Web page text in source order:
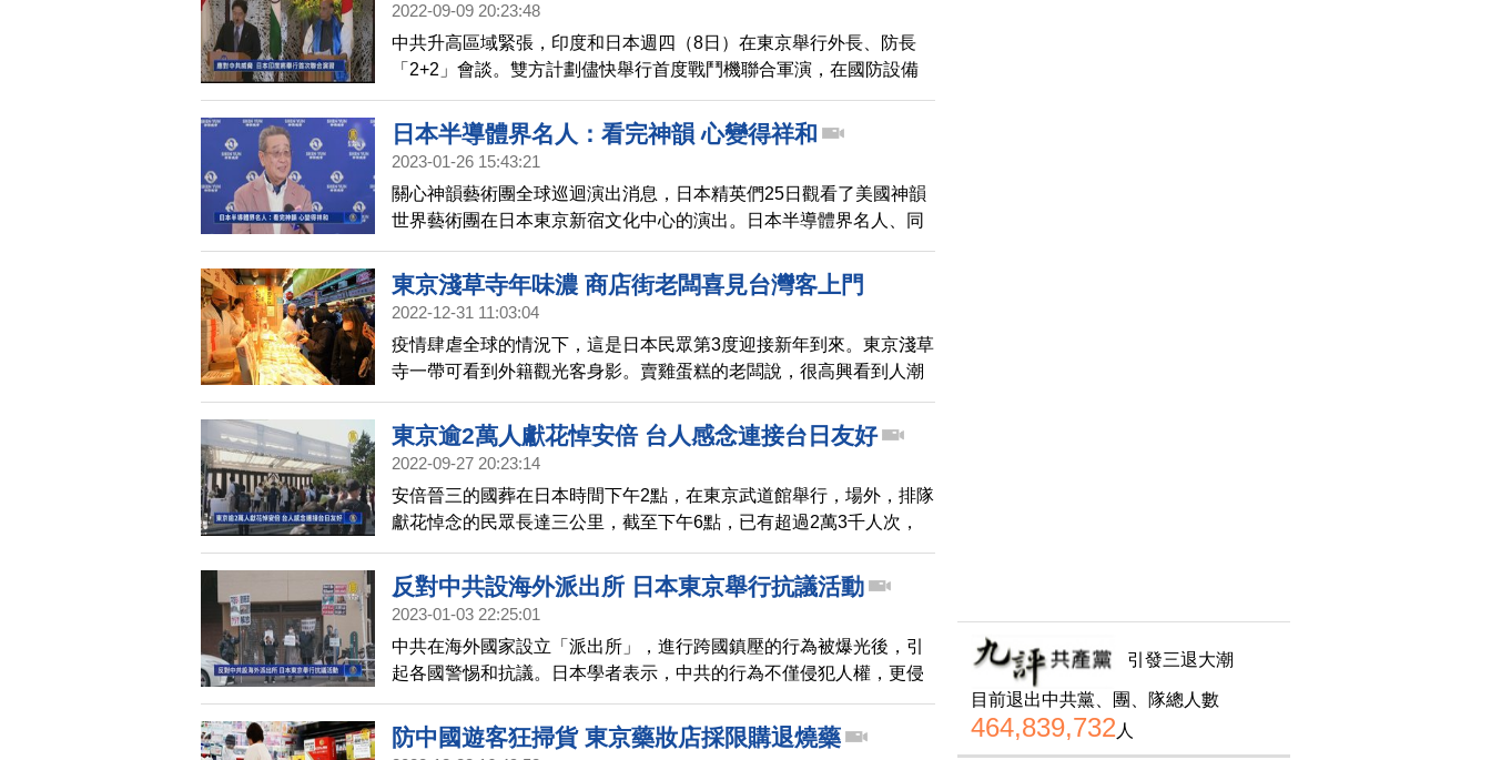
2022-09-09 20:23:48
中共升高區域緊張，印度和日本週四（8日）在東京舉行外長、防長
「2+2」會談。雙方計劃儘快舉行首度戰鬥機聯合軍演，在國防設備
和技術等層面，加深合作。
日本半導體界名人：看完神韻 心變得祥和
2023-01-26 15:43:21
關心神韻藝術團全球巡迴演出消息，日本精英們25日觀看了美國神韻
世界藝術團在日本東京新宿文化中心的演出。日本半導體界名人、同
時也擔任社團領袖的馬場久雄，感佩神韻藝術家的演出，並感動地
說，心中充滿了祥和。
東京淺草寺年味濃 商店街老闆喜見台灣客上門
2022-12-31 11:03:04
疫情肆虐全球的情況下，這是日本民眾第3度迎接新年到來。東京淺草
寺一帶可看到外籍觀光客身影。賣雞蛋糕的老闆說，很高興看到人潮
洶湧，也感謝台灣客的愛顧。
東京逾2萬人獻花悼安倍 台人感念連接台日友好
2022-09-27 20:23:14
安倍晉三的國葬在日本時間下午2點，在東京武道館舉行，場外，排隊
獻花悼念的民眾長達三公里，截至下午6點，已有超過2萬3千人次，
也有台灣民眾到場以中華民國國旗致意，並且感念安倍對台日友好的
貢獻，請看我們日本記者張卉，在現場的採訪報導。
反對中共設海外派出所 日本東京舉行抗議活動
2023-01-03 22:25:01
中共在海外國家設立「派出所」，進行跨國鎮壓的行為被爆光後，引
起各國警惕和抗議。日本學者表示，中共的行為不僅侵犯人權，更侵
害他國主權。
防中國遊客狂掃貨 東京藥妝店採限購退燒藥
引發三退大潮
目前退出中共黨、團、隊總人數
464,839,732 人